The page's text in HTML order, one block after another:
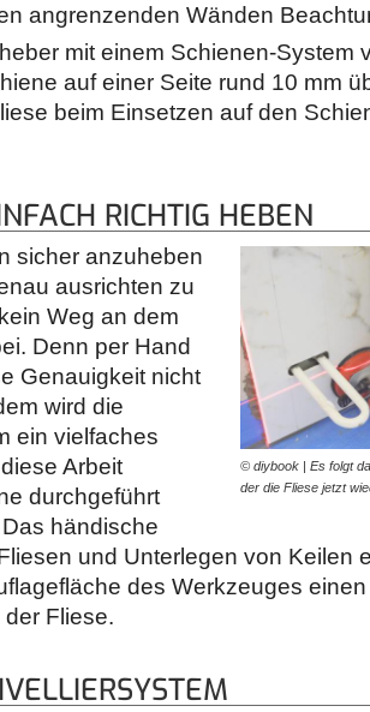
angrenzenden Wänden
mit einem Schienen-System
auf einer Seite rund 10 mm
beim Einsetzen auf den
RICHTIG HEBEN
© diybook | Es folgt
der die Fliese jetzt
sicher anzuheben
ausrichten zu
Weg an dem
Denn per Hand
Genauigkeit nicht
wird die
ein vielfaches
Arbeit
durchgeführt
händische
und Unterlegen von Keilen
des Werkzeuges
Fliese.